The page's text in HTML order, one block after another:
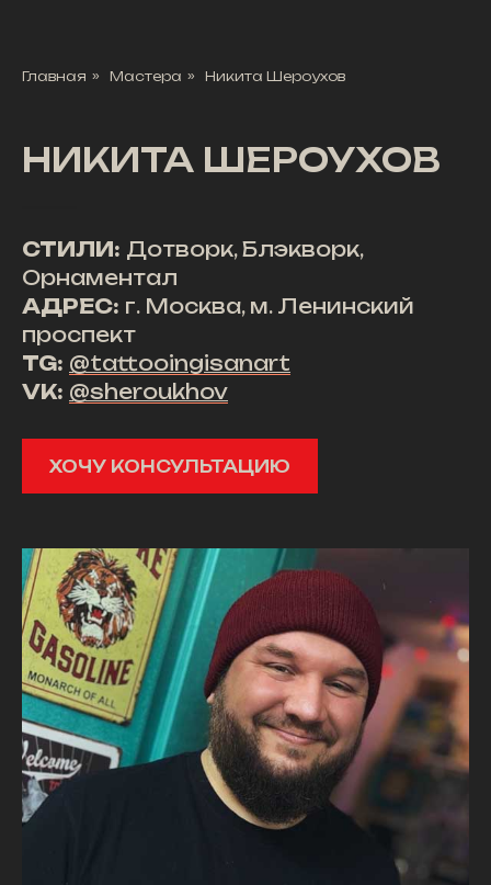
Главная » Мастера » Никита Шероухов
НИКИТА ШЕРОУХОВ
СТИЛИ: Дотворк, Блэкворк,
Орнаментал
АДРЕС: г. Москва, м. Ленинский
проспект
TG: @tattooingisanart
VK: @sheroukhov
ХОЧУ КОНСУЛЬТАЦИЮ